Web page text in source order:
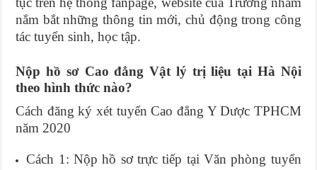
nắm bắt những thông tin mới, chủ động trong công
tác tuyển sinh, học tập.
Nộp hồ sơ Cao đẳng Vật lý trị liệu tại Hà Nội
theo hình thức nào?
Cách đăng ký xét tuyển Cao đẳng Y Dược TPHCM
năm 2020
Cách 1: Nộp hồ sơ trực tiếp tại Văn phòng tuyển